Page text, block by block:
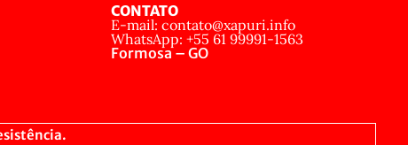
CONTATO
E-mail: contato@xapuri.info
WhatsApp: +55 61 99991-1563
Formosa – GO